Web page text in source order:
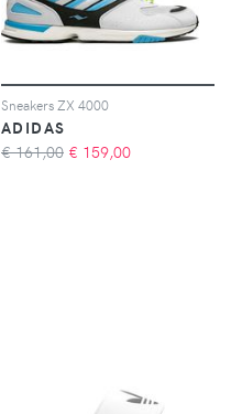
Sneakers ZX 4000
ADIDAS
€ 161,00 € 159,00